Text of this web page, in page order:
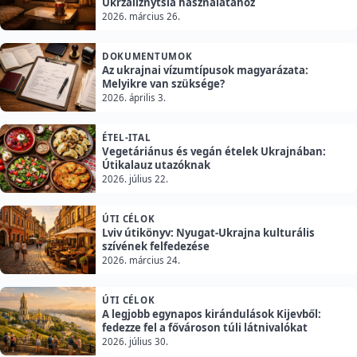
2026. március 26.
DOKUMENTUMOK
Az ukrajnai vízumtípusok magyarázata:
Melyikre van szüksége?
2026. április 3.
ÉTEL-ITAL
Vegetáriánus és vegán ételek Ukrajnában:
Útikalauz utazóknak
2026. július 22.
ÚTI CÉLOK
Lviv útikönyv: Nyugat-Ukrajna kulturális
szívének felfedezése
2026. március 24.
ÚTI CÉLOK
A legjobb egynapos kirándulások Kijevből:
fedezze fel a fővároson túli látnivalókat
2026. július 30.